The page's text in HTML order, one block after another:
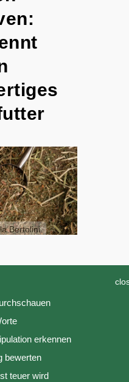
Bertolini
erkennen
bewerten
teuer wird